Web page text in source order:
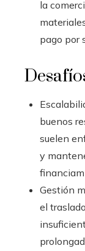
la
pago por
buenos
suelen
y
Gestión
el